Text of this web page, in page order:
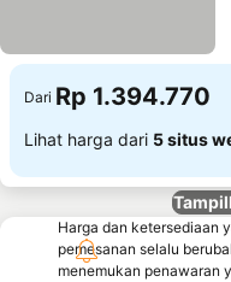
Dari Rp 1.394.770
Lihat harga dari 5 situs
Harga dan ketersediaan
pemesanan selalu
menemukan penawaran